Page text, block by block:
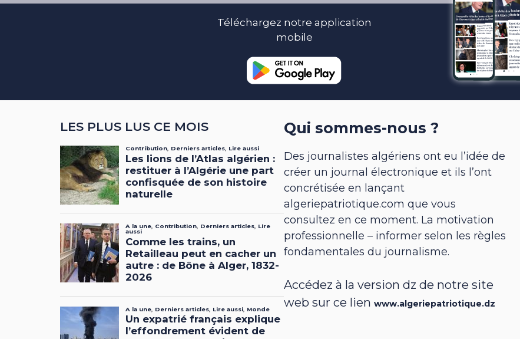
Téléchargez notre application
mobile
LES PLUS LUS CE MOIS Qui sommes-nous ?
Des journalistes algériens ont eu l’idée de
créer un journal électronique et ils l’ont
concrétisée en lançant
algeriepatriotique.com que vous
consultez en ce moment. La motivation
professionnelle – informer selon les règles
fondamentales du journalisme.
Accédez à la version dz de notre site
web sur ce lienwww.algeriepatriotique.dz